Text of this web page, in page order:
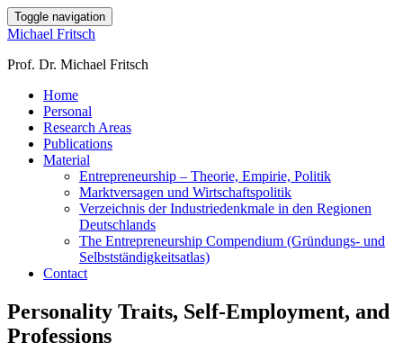
Toggle navigation
Michael Fritsch
Prof. Dr. Michael Fritsch
Home
Personal
Research Areas
Publications
Material
Entrepreneurship – Theorie, Empirie, Politik
Marktversagen und Wirtschaftspolitik
Verzeichnis der Industriedenkmale in den Regionen
Deutschlands
The Entrepreneurship Compendium (Gründungs- und
Selbstständigkeitsatlas)
Contact
Personality Traits, Self-Employment, and
Professions